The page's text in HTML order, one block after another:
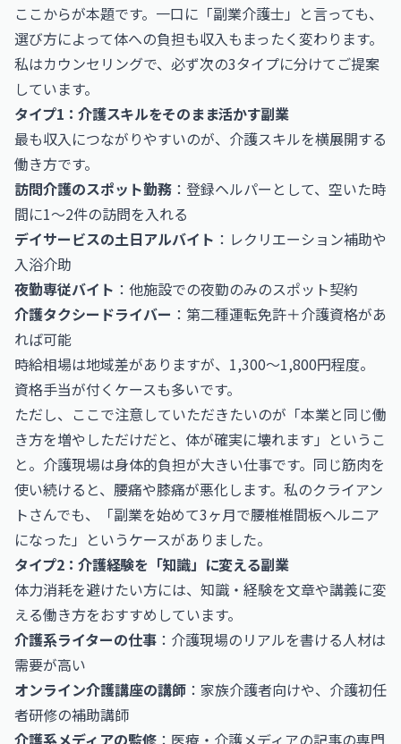
ここからが本題です。一口に「副業介護士」と言っても、
選び方によって体への負担も収入もまったく変わります。
私はカウンセリングで、必ず次の3タイプに分けてご提案
しています。
タイプ1：介護スキルをそのまま活かす副業
最も収入につながりやすいのが、介護スキルを横展開する
働き方です。
訪問介護のスポット勤務 ：登録ヘルパーとして、空いた時
間に1〜2件の訪問を入れる
デイサービスの土日アルバイト ：レクリエーション補助や
入浴介助
夜勤専従バイト ：他施設での夜勤のみのスポット契約
介護タクシードライバー ：第二種運転免許＋介護資格があ
れば可能
時給相場は地域差がありますが、1,300〜1,800円程度。
資格手当が付くケースも多いです。
ただし、ここで注意していただきたいのが「本業と同じ働
き方を増やしただけだと、体が確実に壊れます」というこ
と。介護現場は身体的負担が大きい仕事です。同じ筋肉を
使い続けると、腰痛や膝痛が悪化します。私のクライアン
トさんでも、「副業を始めて3ヶ月で腰椎椎間板ヘルニア
になった」というケースがありました。
タイプ2：介護経験を「知識」に変える副業
体力消耗を避けたい方には、知識・経験を文章や講義に変
える働き方をおすすめしています。
介護系ライターの仕事 ：介護現場のリアルを書ける人材は
需要が高い
オンライン介護講座の講師 ：家族介護者向けや、介護初任
者研修の補助講師
介護系メディアの監修 ：医療・介護メディアの記事の専門